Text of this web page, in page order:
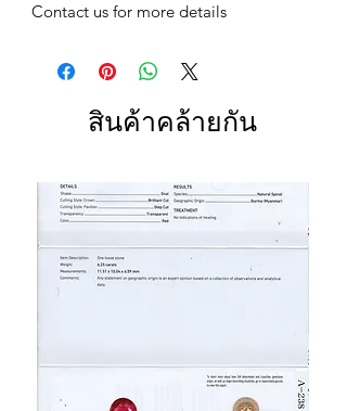
Contact us for more details
สินค้าคล้ายกัน